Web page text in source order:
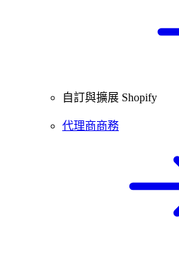
自訂與擴展 Shopify
代理商商務